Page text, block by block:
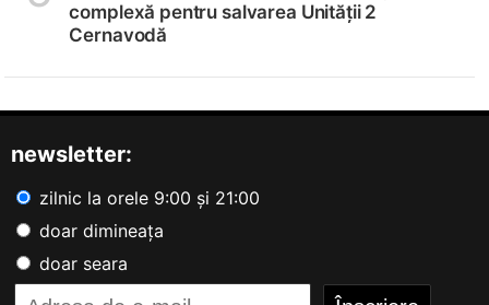
complexă pentru salvarea Unității 2
Cernavodă
newsletter:
zilnic la orele 9:00 și 21:00
doar dimineața
doar seara